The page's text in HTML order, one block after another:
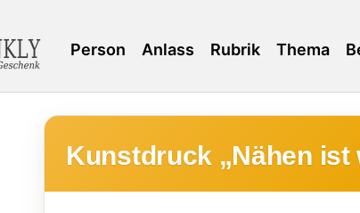
Person Anlass Rubrik Thema
Kunstdruck „Nähen ist